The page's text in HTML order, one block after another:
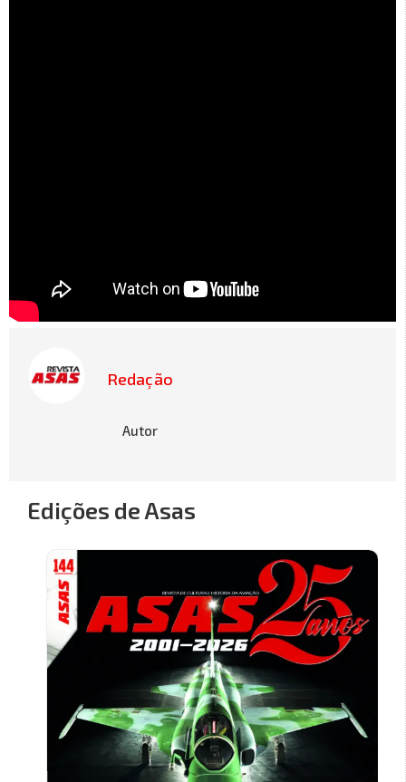
Redação
Autor
Edições de Asas